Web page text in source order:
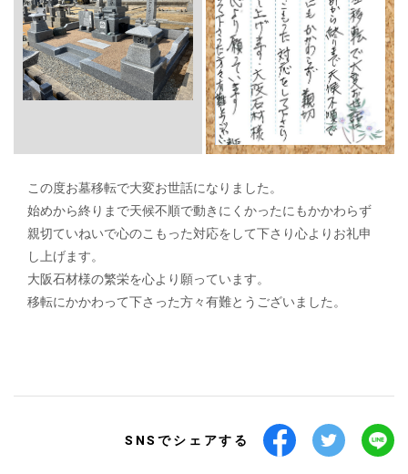
この度お墓移転で大変お世話になりました。
始めから終りまで天候不順で動きにくかったにもかかわらず
親切ていねいで心のこもった対応をして下さり心よりお礼申
し上げます。
大阪石材様の繁栄を心より願っています。
移転にかかわって下さった方々有難とうございました。
SNSでシェアする